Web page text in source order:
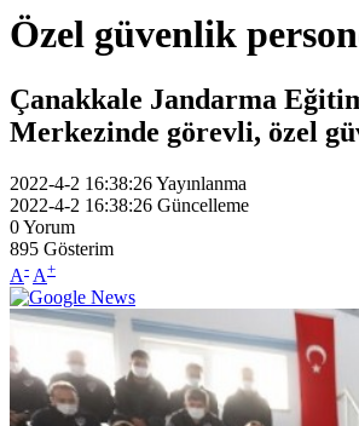
Özel güvenlik
Çanakkale Jandarma
Merkezinde görevli, özel
2022-4-2 16:38:26Yayınlanma
2022-4-2 16:38:26 Güncelleme
0Yorum
895 Gösterim
A- A+